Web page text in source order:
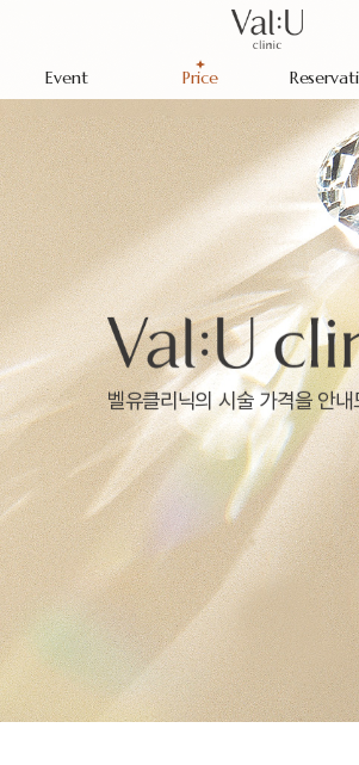
Event Price
벨유클리닉의 시술 가격을 안내